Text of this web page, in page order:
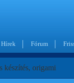
Hírek Fórum
készítés, origami